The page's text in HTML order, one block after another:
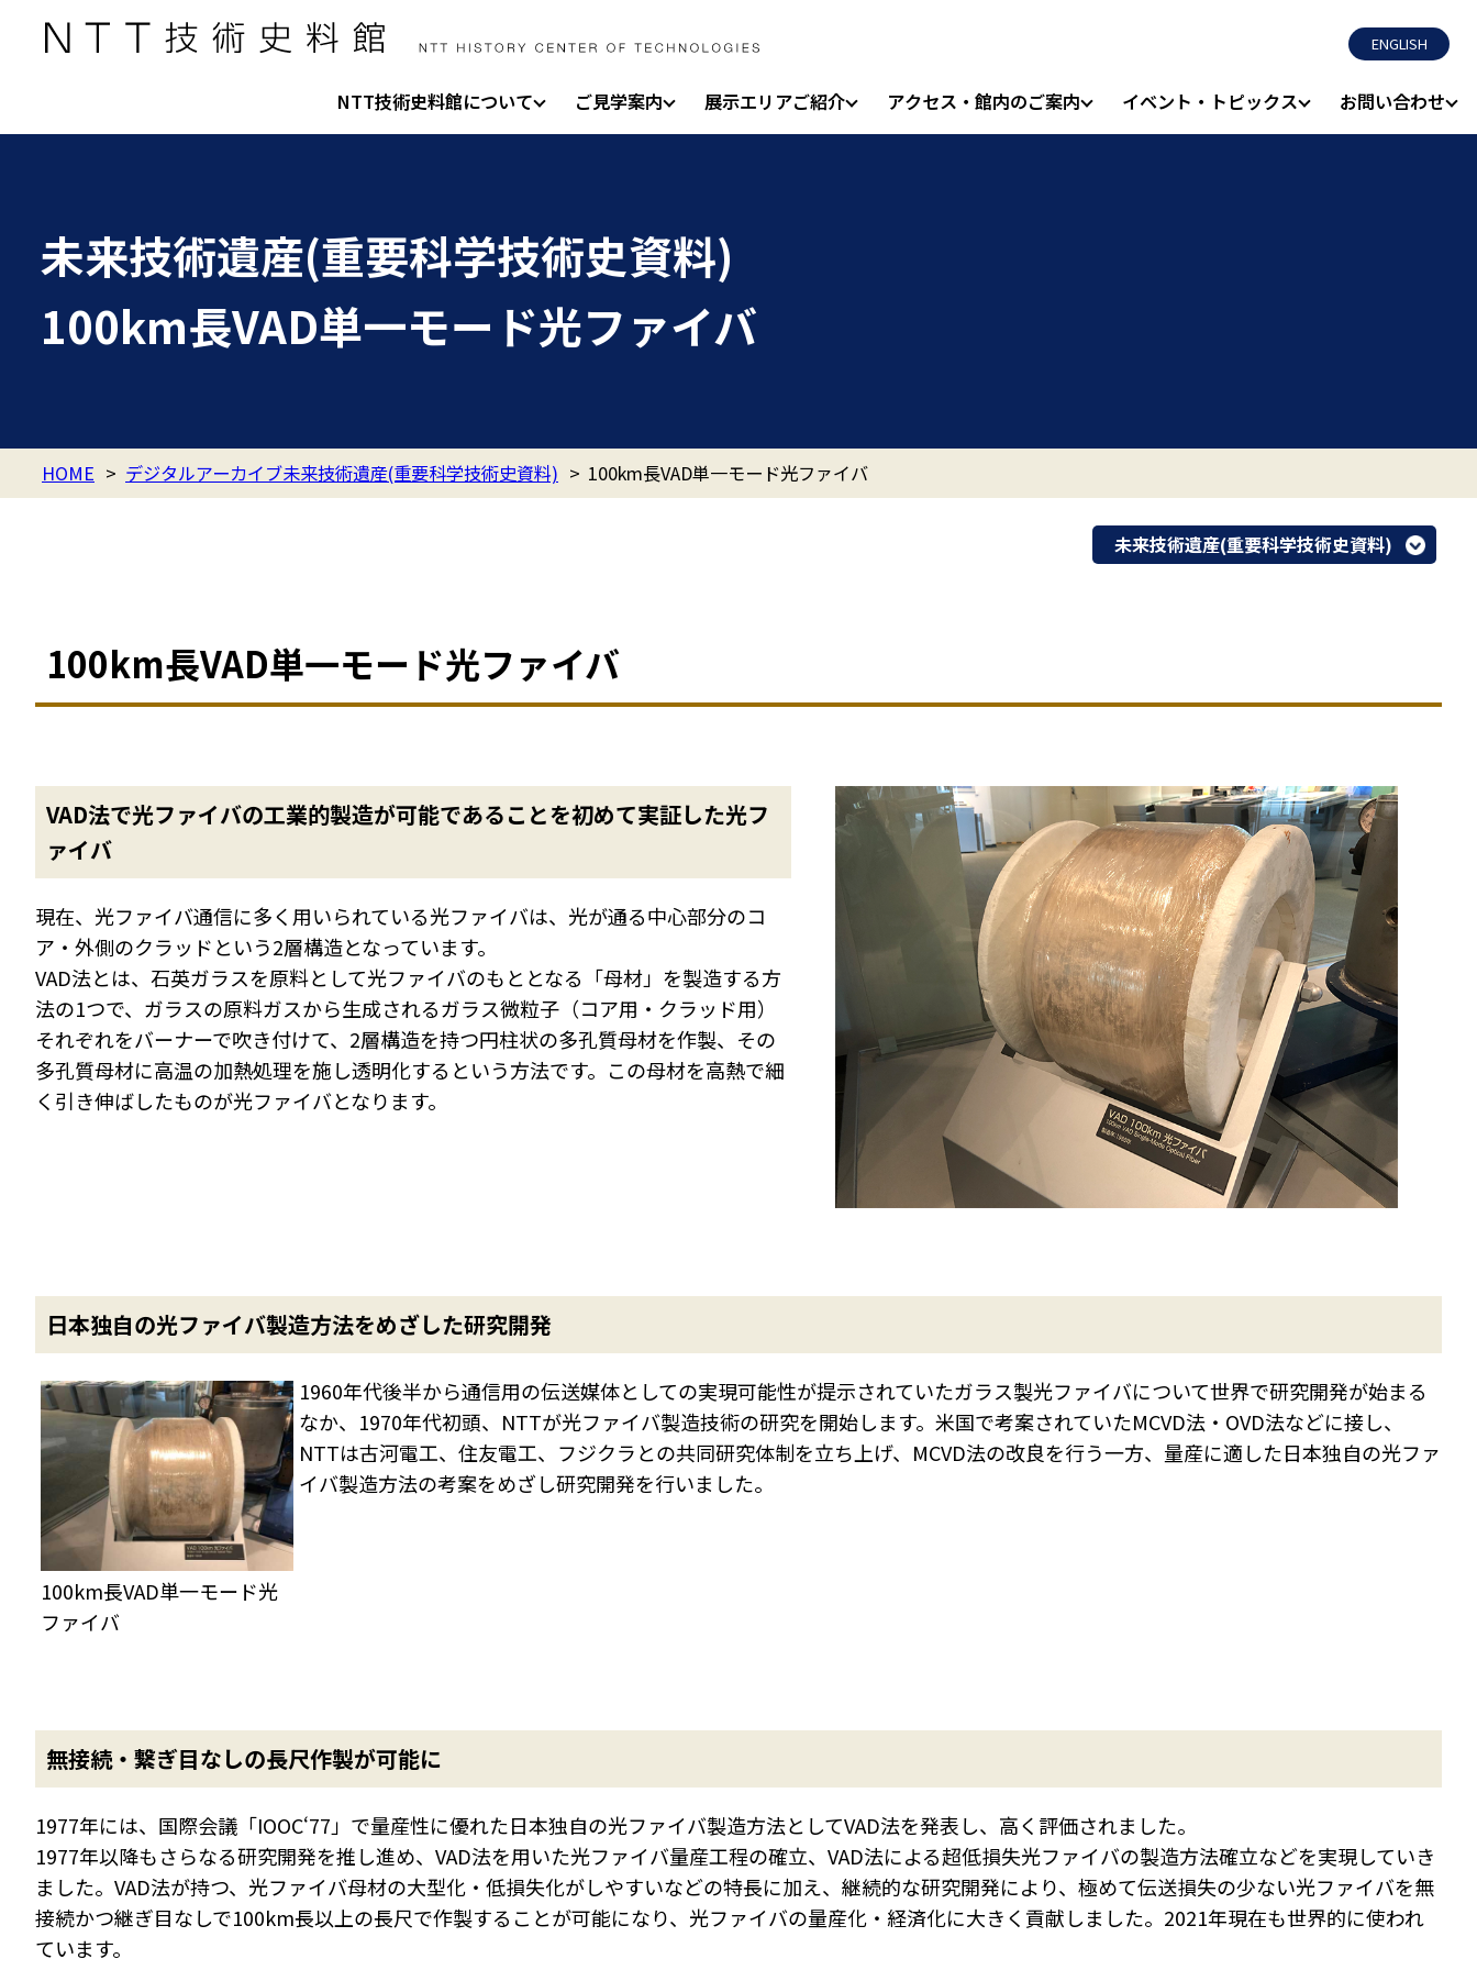
ENGLISH
NTT技術史料館について ご見学案内 展示エリアご紹介 アクセス・館内のご案内 イベント・トピックス お問い合わせ
未来技術遺産(重要科学技術史資料)
100km長VAD単一モード光ファイバ
HOME > デジタルアーカイブ未来技術遺産(重要科学技術史資料) > 100km長VAD単一モード光ファイバ
未来技術遺産(重要科学技術史資料)
100km長VAD単一モード光ファイバ
VAD法で光ファイバの工業的製造が可能であることを初めて実証した光フ
ァイバ
現在、光ファイバ通信に多く用いられている光ファイバは、光が通る中心部分のコ
ア・外側のクラッドという2層構造となっています。
VAD法とは、石英ガラスを原料として光ファイバのもととなる「母材」を製造する方
法の1つで、ガラスの原料ガスから生成されるガラス微粒子（コア用・クラッド用）
それぞれをバーナーで吹き付けて、2層構造を持つ円柱状の多孔質母材を作製、その
多孔質母材に高温の加熱処理を施し透明化するという方法です。この母材を高熱で細
く引き伸ばしたものが光ファイバとなります。
日本独自の光ファイバ製造方法をめざした研究開発
100km長VAD単一モード光
ファイバ
1960年代後半から通信用の伝送媒体としての実現可能性が提示されていたガラス製光ファイバについて世界で研究開発が始まる
なか、1970年代初頭、NTTが光ファイバ製造技術の研究を開始します。米国で考案されていたMCVD法・OVD法などに接し、
NTTは古河電工、住友電工、フジクラとの共同研究体制を立ち上げ、MCVD法の改良を行う一方、量産に適した日本独自の光ファ
イバ製造方法の考案をめざし研究開発を行いました。
無接続・繋ぎ目なしの長尺作製が可能に
1977年には、国際会議「IOOC‘77」で量産性に優れた日本独自の光ファイバ製造方法としてVAD法を発表し、高く評価されました。
1977年以降もさらなる研究開発を推し進め、VAD法を用いた光ファイバ量産工程の確立、VAD法による超低損失光ファイバの製造方法確立などを実現していき
ました。VAD法が持つ、光ファイバ母材の大型化・低損失化がしやすいなどの特長に加え、継続的な研究開発により、極めて伝送損失の少ない光ファイバを無
接続かつ継ぎ目なしで100km長以上の長尺で作製することが可能になり、光ファイバの量産化・経済化に大きく貢献しました。2021年現在も世界的に使われ
ています。